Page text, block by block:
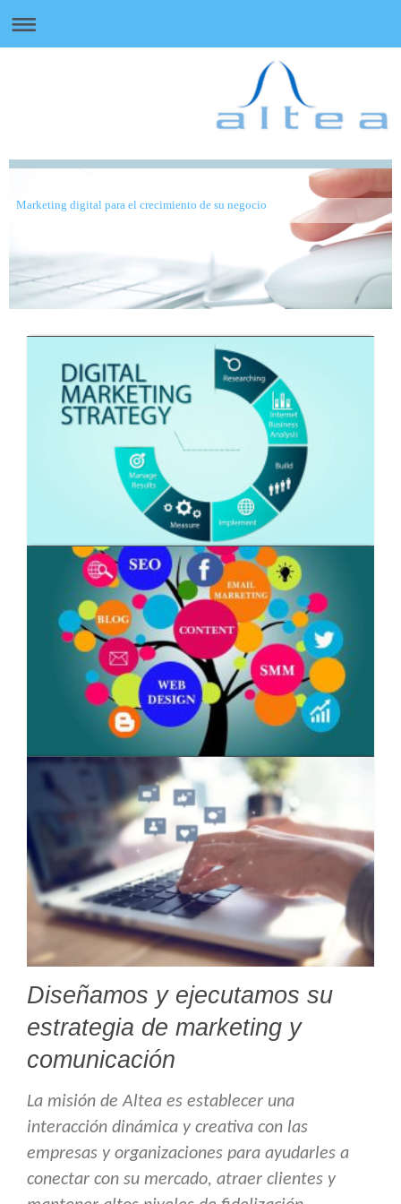
Marketing digital para el crecimiento de su negocio
Diseñamos y ejecutamos su
estrategia de marketing y
comunicación
La misión de Altea es establecer una
interacción dinámica y creativa con las
empresas y organizaciones para ayudarles a
conectar con su mercado, atraer clientes y